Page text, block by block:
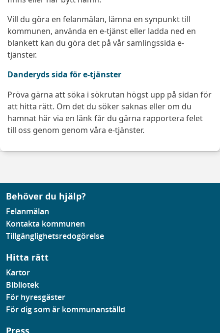
Vill du göra en felanmälan, lämna en synpunkt till
kommunen, använda en e-tjänst eller ladda ned en
blankett kan du göra det på vår samlingssida e-
tjänster.
Danderyds sida för e-tjänster
Pröva gärna att söka i sökrutan högst upp på sidan för
att hitta rätt. Om det du söker saknas eller om du
hamnat här via en länk får du gärna rapportera felet
till oss genom genom våra e-tjänster.
Behöver du hjälp?
Felanmälan
Kontakta kommunen
Tillgänglighetsredogörelse
Hitta rätt
Kartor
Bibliotek
För hyresgäster
För dig som är kommunanställd
Press